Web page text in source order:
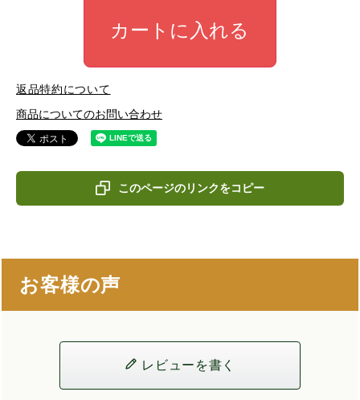
カートに入れる
返品特約について
商品についてのお問い合わせ
このページのリンクをコピー
お客様の声
レビューを書く